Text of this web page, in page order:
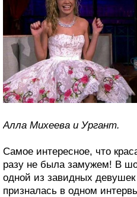
Алла Михеева и Ургант.
Самое интересное, что
разу не была замужем! В
одной из завидных
призналась в одном